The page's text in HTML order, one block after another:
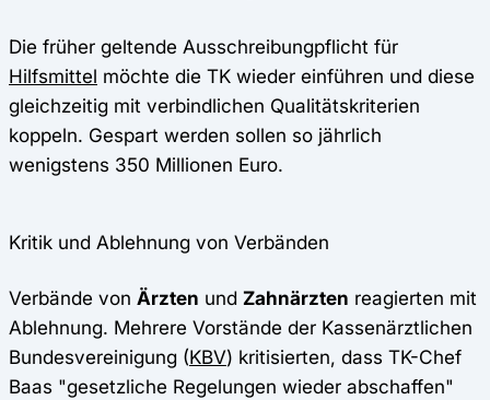
Die früher geltende Ausschreibungpflicht für
Hilfsmittel möchte die TK wieder einführen und diese
gleichzeitig mit verbindlichen Qualitätskriterien
koppeln. Gespart werden sollen so jährlich
wenigstens 350 Millionen Euro.
Kritik und Ablehnung von Verbänden
Verbände von Ärzten und Zahnärzten reagierten mit
Ablehnung. Mehrere Vorstände der Kassenärztlichen
Bundesvereinigung (KBV) kritisierten, dass TK-Chef
Baas "gesetzliche Regelungen wieder abschaffen"